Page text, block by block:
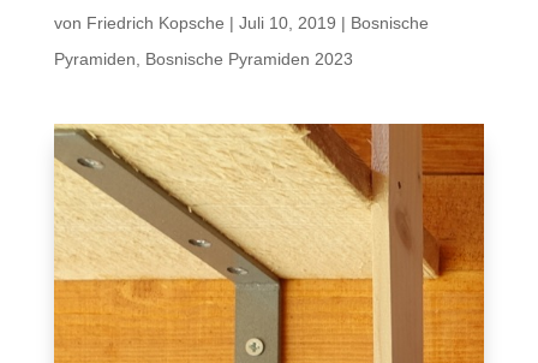
von Friedrich Kopsche | Juli 10, 2019 | Bosnische
Pyramiden
Bosnische Pyramiden 2023